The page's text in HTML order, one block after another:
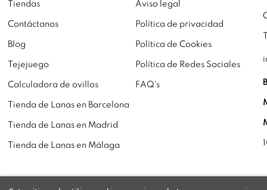
Tiendas
Contáctanos
Blog
Tejejuego
Calculadora de ovillos
Tienda de Lanas en Barcelona
Tienda de Lanas en Madrid
Tienda de Lanas en Málaga
Aviso legal
Política de privacidad
Política de Cookies
Política de Redes Sociales
FAQ's